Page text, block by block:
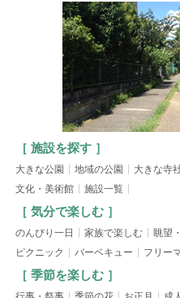
［ 施設を探す ］
大きな公園 地域の公園 大きな寺
文化・美術館
施設一覧
［ 気分で楽しむ ］
のんびり一日 家族で楽しむ 眺望
ピクニック
バーベキュー フリー
［ 季節を楽しむ ］